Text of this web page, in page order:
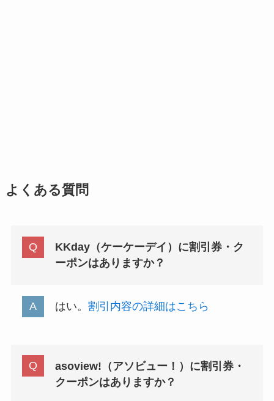
よくある質問
KKday（ケーケーデイ）に割引券・ク
ーポンはありますか？
はい。 割引内容の詳細はこちら
asoview!（アソビュー！）に割引券・
クーポンはありますか？